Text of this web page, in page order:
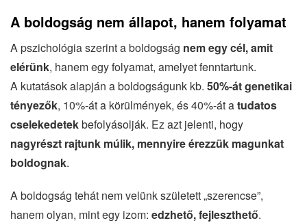
A boldogság nem állapot, hanem folyamat
A pszichológia szerint a boldogság nem egy cél, amit
elérünk, hanem egy folyamat, amelyet fenntartunk.
A kutatások alapján a boldogságunk kb. 50%-át genetikai
tényezők, 10%-át a körülmények, és 40%-át atudatos
cselekedetekbefolyásolják. Ez azt jelenti, hogy
nagyrészt rajtunk múlik, mennyire érezzük magunkat
boldognak.
A boldogság tehát nem velünk született „szerencse”,
hanem olyan, mint egy izom: edzhető, fejleszthető.